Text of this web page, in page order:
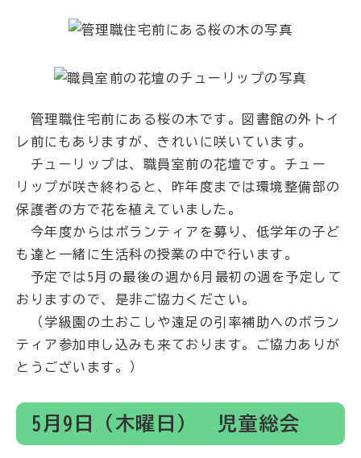
管理職住宅前にある桜の木です。図書館の外トイ
レ前にもありますが、きれいに咲いています。
チューリップは、職員室前の花壇です。チュー
リップが咲き終わると、昨年度までは環境整備部の
保護者の方で花を植えていました。
今年度からはボランティアを募り、低学年の子ど
も達と一緒に生活科の授業の中で行います。
予定では5月の最後の週か6月最初の週を予定して
おりますので、是非ご協力ください。
（学級園の土おこしや遠足の引率補助へのボラン
ティア参加申し込みも来ております。ご協力ありが
とうございます。）
5月9日（木曜日） 児童総会